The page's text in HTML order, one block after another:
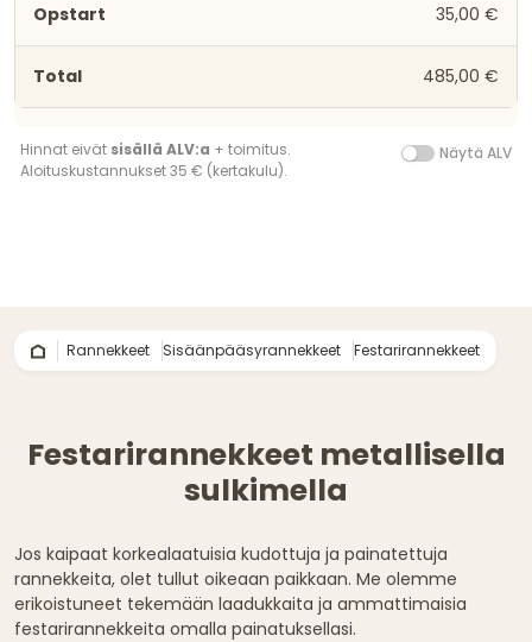
35,00 €
485,00 €
Hinnat eivät sisällä ALV:a + toimitus.
Aloituskustannukset 35 € (kertakulu).
Näytä ALV
Rannekkeet Sisäänpääsyrannekkeet Festarirannekkeet
Festarirannekkeet metallisella
sulkimella
Jos kaipaat korkealaatuisia kudottuja ja painatettuja
rannekkeita, olet tullut oikeaan paikkaan. Me olemme
erikoistuneet tekemään laadukkaita ja ammattimaisia
festarirannekkeita omalla painatuksellasi.